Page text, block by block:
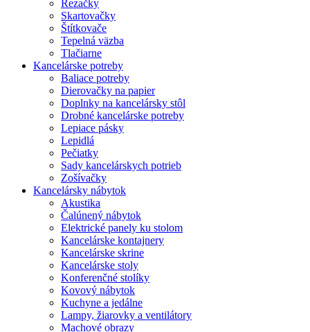
Rezačky
Skartovačky
Štítkovače
Tepelná väzba
Tlačiarne
Kancelárske potreby
Baliace potreby
Dierovačky na papier
Doplnky na kancelársky stôl
Drobné kancelárske potreby
Lepiace pásky
Lepidlá
Pečiatky
Sady kancelárskych potrieb
Zošívačky
Kancelársky nábytok
Akustika
Čalúnený nábytok
Elektrické panely ku stolom
Kancelárske kontajnery
Kancelárske skrine
Kancelárske stoly
Konferenčné stolíky
Kovový nábytok
Kuchyne a jedálne
Lampy, žiarovky a ventilátory
Machové obrazy